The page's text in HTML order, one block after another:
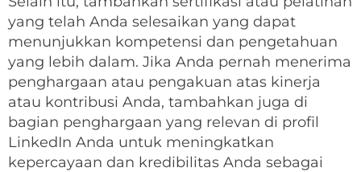
yang telah Anda selesaikan yang dapat
menunjukkan kompetensi dan pengetahuan
yang lebih dalam. Jika Anda pernah menerima
penghargaan atau pengakuan atas kinerja
atau kontribusi Anda, tambahkan juga di
bagian penghargaan yang relevan di profil
LinkedIn Anda untuk meningkatkan
kepercayaan dan kredibilitas Anda sebagai